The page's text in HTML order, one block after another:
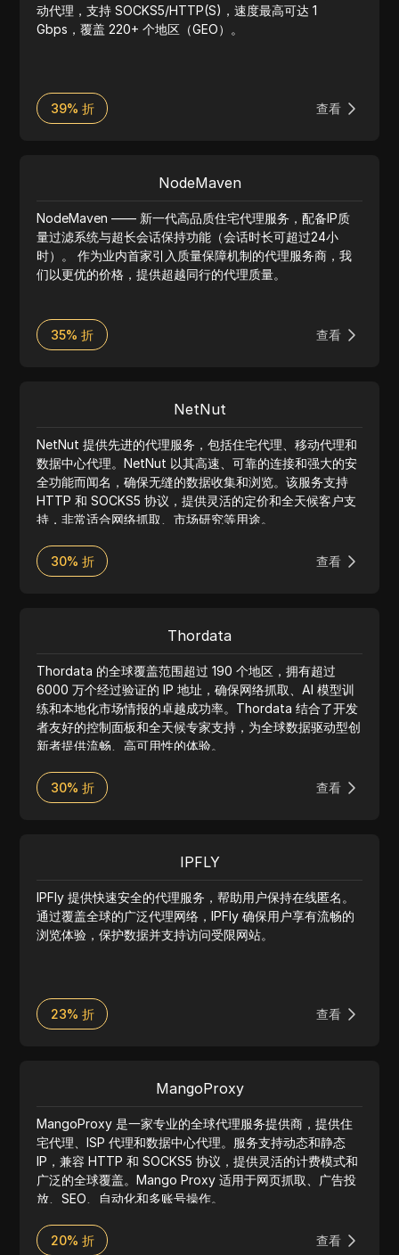
动代理，支持 SOCKS5/HTTP(S)，速度最高可达 1
Gbps，覆盖 220+ 个地区（GEO）。
39% 折 查看
NodeMaven
NodeMaven —— 新一代高品质住宅代理服务，配备IP质
量过滤系统与超长会话保持功能（会话时长可超过24小
时）。 作为业内首家引入质量保障机制的代理服务商，我
们以更优的价格，提供超越同行的代理质量。
35% 折 查看
NetNut
NetNut 提供先进的代理服务，包括住宅代理、移动代理和
数据中心代理。NetNut 以其高速、可靠的连接和强大的安
全功能而闻名，确保无缝的数据收集和浏览。该服务支持
HTTP 和 SOCKS5 协议，提供灵活的定价和全天候客户支
持，非常适合网络抓取、市场研究等用途。
30% 折 查看
Thordata
Thordata 的全球覆盖范围超过 190 个地区，拥有超过
6000 万个经过验证的 IP 地址，确保网络抓取、AI 模型训
练和本地化市场情报的卓越成功率。Thordata 结合了开发
者友好的控制面板和全天候专家支持，为全球数据驱动型创
新者提供流畅、高可用性的体验。
30% 折 查看
IPFLY
IPFly 提供快速安全的代理服务，帮助用户保持在线匿名。
通过覆盖全球的广泛代理网络，IPFly 确保用户享有流畅的
浏览体验，保护数据并支持访问受限网站。
23% 折 查看
MangoProxy
MangoProxy 是一家专业的全球代理服务提供商，提供住
宅代理、ISP 代理和数据中心代理。服务支持动态和静态
IP，兼容 HTTP 和 SOCKS5 协议，提供灵活的计费模式和
广泛的全球覆盖。Mango Proxy 适用于网页抓取、广告投
放、SEO、自动化和多账号操作。
20% 折 查看